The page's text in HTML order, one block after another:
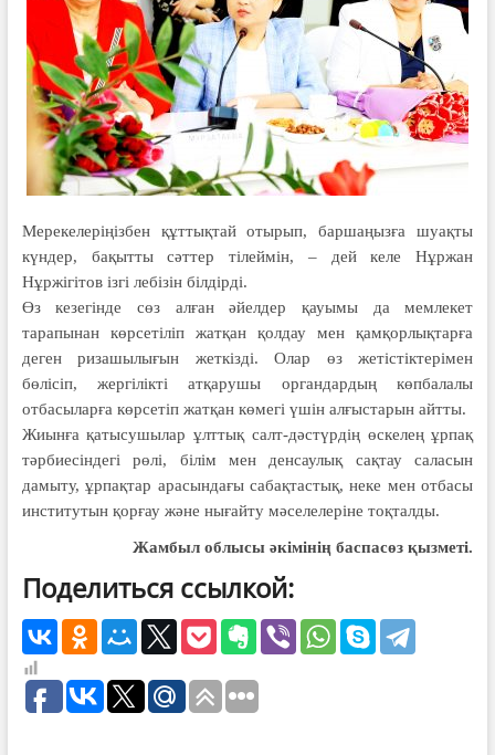
Мерекелеріңізбен құттықтай отырып, баршаңызға шуақты
күндер, бақытты сәттер тілеймін, – дей келе Нұржан
Нұржігітов ізгі лебізін білдірді.
Өз кезегінде сөз алған әйелдер қауымы да мемлекет
тарапынан көрсетіліп жатқан қолдау мен қамқорлықтарға
деген ризашылығын жеткізді. Олар өз жетістіктерімен
бөлісіп, жергілікті атқарушы органдардың көпбалалы
отбасыларға көрсетіп жатқан көмегі үшін алғыстарын айтты.
Жиынға қатысушылар ұлттық салт-дәстүрдің өскелең ұрпақ
тәрбиесіндегі рөлі, білім мен денсаулық сақтау саласын
дамыту, ұрпақтар арасындағы сабақтастық, неке мен отбасы
институтын қорғау және нығайту мәселелеріне тоқталды.
Жамбыл облысы әкімінің баспасөз қызметі.
Поделиться ссылкой: